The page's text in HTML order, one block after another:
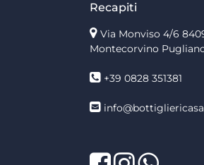
Recapiti
Via Monviso 4/6
Montecorvino
+39 0828 351381
Facebook
TwitterLinkedIn